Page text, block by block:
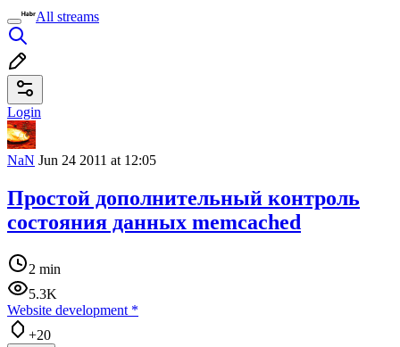
All streams
Login
NaN Jun 24 2011 at 12:05
Простой дополнительный контроль
состояния данных memcached
2 min
5.3K
Website development *
+20